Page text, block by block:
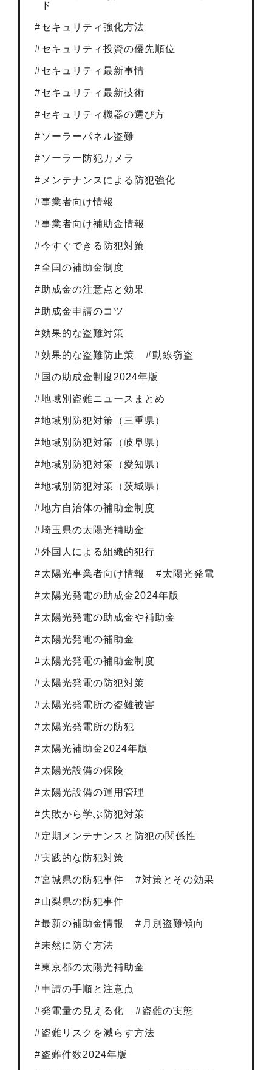
ド
セキュリティ強化方法
セキュリティ投資の優先順位
セキュリティ最新事情
セキュリティ最新技術
セキュリティ機器の選び方
ソーラーパネル盗難
ソーラー防犯カメラ
メンテナンスによる防犯強化
事業者向け情報
事業者向け補助金情報
今すぐできる防犯対策
全国の補助金制度
助成金の注意点と効果
助成金申請のコツ
効果的な盗難対策
効果的な盗難防止策 動線窃盗
国の助成金制度2024年版
地域別盗難ニュースまとめ
地域別防犯対策（三重県）
地域別防犯対策（岐阜県）
地域別防犯対策（愛知県）
地域別防犯対策（茨城県）
地方自治体の補助金制度
埼玉県の太陽光補助金
外国人による組織的犯行
太陽光事業者向け情報 太陽光発電
太陽光発電の助成金2024年版
太陽光発電の助成金や補助金
太陽光発電の補助金
太陽光発電の補助金制度
太陽光発電の防犯対策
太陽光発電所の盗難被害
太陽光発電所の防犯
太陽光補助金2024年版
太陽光設備の保険
太陽光設備の運用管理
失敗から学ぶ防犯対策
定期メンテナンスと防犯の関係性
実践的な防犯対策
宮城県の防犯事件 対策とその効果
山梨県の防犯事件
最新の補助金情報 月別盗難傾向
未然に防ぐ方法
東京都の太陽光補助金
申請の手順と注意点
発電量の見える化 盗難の実態
盗難リスクを減らす方法
盗難件数2024年版